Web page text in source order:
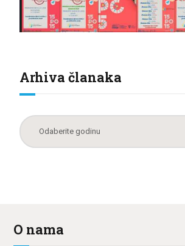
Arhiva članaka
O nama